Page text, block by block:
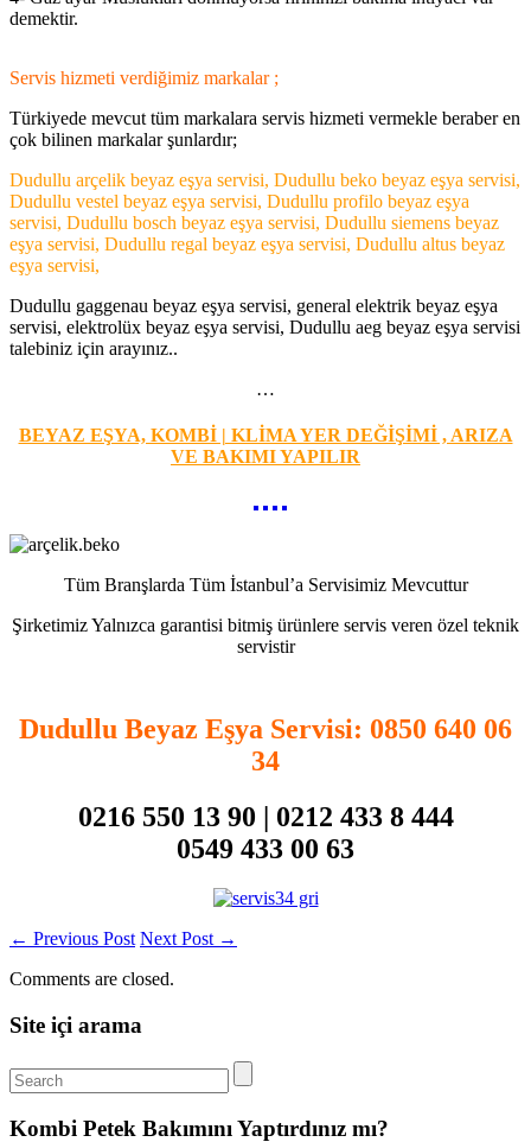
demektir.
Servis hizmeti verdiğimiz markalar ;
Türkiyede mevcut tüm markalara servis hizmeti vermekle beraber en
çok bilinen markalar şunlardır;
Dudullu arçelik beyaz eşya servisi, Dudullu beko beyaz eşya servisi,
Dudullu vestel beyaz eşya servisi, Dudullu profilo beyaz eşya
servisi, Dudullu bosch beyaz eşya servisi, Dudullu siemens beyaz
eşya servisi, Dudullu regal beyaz eşya servisi, Dudullu altus beyaz
eşya servisi,
Dudullu gaggenau beyaz eşya servisi, general elektrik beyaz eşya
servisi, elektrolüx beyaz eşya servisi, Dudullu aeg beyaz eşya servisi
talebiniz için arayınız..
…
BEYAZ EŞYA, KOMBİ | KLİMA YER DEĞİŞİMİ , ARIZA
VE BAKIMI YAPILIR
Tüm Branşlarda Tüm İstanbul’a Servisimiz Mevcuttur
Şirketimiz Yalnızca garantisi bitmiş ürünlere servis veren özel teknik
servistir
Dudullu Beyaz Eşya Servisi: 0850 640 06
34
0216 550 13 90 | 0212 433 8 444
0549 433 00 63
← Previous Post Next Post →
Comments are closed.
Site içi arama
Kombi Petek Bakımını Yaptırdınız mı?